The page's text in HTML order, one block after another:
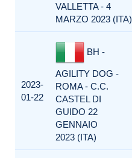
VALLETTA - 4
MARZO 2023 (ITA)
2023-
01-22
BH -
AGILITY DOG -
ROMA - C.C.
CASTEL DI
GUIDO 22
GENNAIO
2023 (ITA)